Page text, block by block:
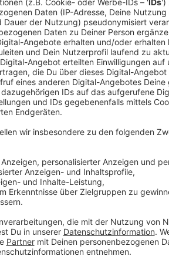
Was ist die Westspange?
Anzeige
Die Westspange umfasst den Bau von
Kölner Hauptbahnhof. Diese
Süden den Kölner Hauptbahnhof
Anzeige
Perspektiven für Bad
Anzeige